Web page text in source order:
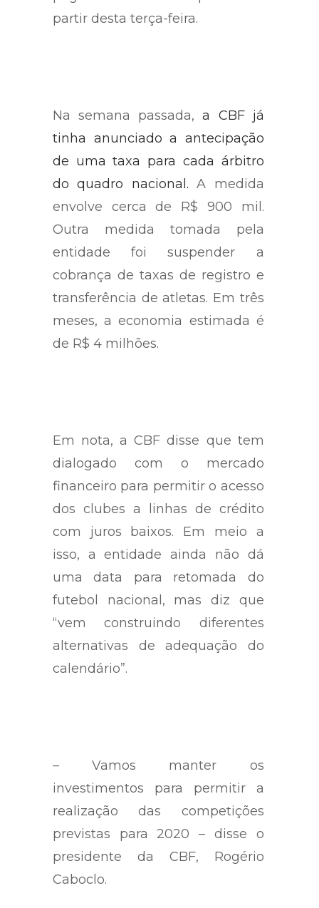
partir desta terça-feira.
Na semana passada,a CBF já
tinha anunciado a antecipação
de uma taxa para cada árbitro
do quadro nacional. A medida
envolve cerca de R$ 900 mil.
Outra medida tomada pela
entidade foi suspender a
cobrança de taxas de registro e
transferência de atletas. Em três
meses, a economia estimada é
de R$ 4 milhões.
Em nota, a CBF disse que tem
dialogado com o mercado
financeiro para permitir o acesso
dos clubes a linhas de crédito
com juros baixos. Em meio a
isso, a entidade ainda não dá
uma data para retomada do
futebol nacional, mas diz que
“vem construindo diferentes
alternativas de adequação do
calendário”.
– Vamos manter os
investimentos para permitir a
realização das competições
previstas para 2020 – disse o
presidente da CBF, Rogério
Caboclo.